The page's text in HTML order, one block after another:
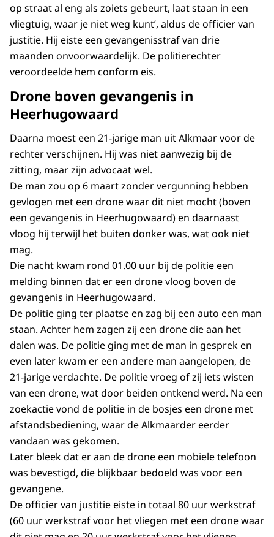
op straat al eng als zoiets gebeurt, laat staan in een
vliegtuig, waar je niet weg kunt’, aldus de officier van
justitie. Hij eiste een gevangenisstraf van drie
maanden onvoorwaardelijk. De politierechter
veroordeelde hem conform eis.
Drone boven gevangenis in
Heerhugowaard
Daarna moest een 21-jarige man uit Alkmaar voor de
rechter verschijnen. Hij was niet aanwezig bij de
zitting, maar zijn advocaat wel.
De man zou op 6 maart zonder vergunning hebben
gevlogen met een drone waar dit niet mocht (boven
een gevangenis in Heerhugowaard) en daarnaast
vloog hij terwijl het buiten donker was, wat ook niet
mag.
Die nacht kwam rond 01.00 uur bij de politie een
melding binnen dat er een drone vloog boven de
gevangenis in Heerhugowaard.
De politie ging ter plaatse en zag bij een auto een man
staan. Achter hem zagen zij een drone die aan het
dalen was. De politie ging met de man in gesprek en
even later kwam er een andere man aangelopen, de
21-jarige verdachte. De politie vroeg of zij iets wisten
van een drone, wat door beiden ontkend werd. Na een
zoekactie vond de politie in de bosjes een drone met
afstandsbediening, waar de Alkmaarder eerder
vandaan was gekomen.
Later bleek dat er aan de drone een mobiele telefoon
was bevestigd, die blijkbaar bedoeld was voor een
gevangene.
De officier van justitie eiste in totaal 80 uur werkstraf
(60 uur werkstraf voor het vliegen met een drone waar